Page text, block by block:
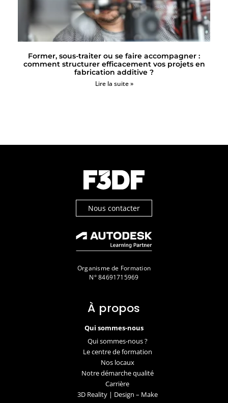
Former, sous-traiter ou se faire accompagner :
comment structurer efficacement vos projets en
fabrication additive ?
Lire la suite »
Nous contacter
Organisme de Formation
N° 84691715969
À propos
Qui sommes-nous
Qui sommes-nous ?
Le centre de formation
Nos locaux
Notre démarche qualité
Carrière
3D Reality | Design – Make